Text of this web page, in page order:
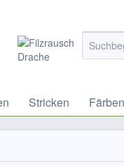
Stricken Färben